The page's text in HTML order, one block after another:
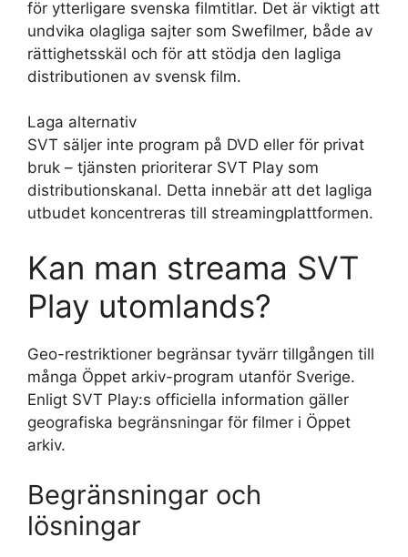
för ytterligare svenska filmtitlar. Det är viktigt att
undvika olagliga sajter som Swefilmer, både av
rättighetsskäl och för att stödja den lagliga
distributionen av svensk film.
Laga alternativ
SVT säljer inte program på DVD eller för privat
bruk – tjänsten prioriterar SVT Play som
distributionskanal. Detta innebär att det lagliga
utbudet koncentreras till streamingplattformen.
Kan man streama SVT
Play utomlands?
Geo-restriktioner begränsar tyvärr tillgången till
många Öppet arkiv-program utanför Sverige.
Enligt SVT Play:s officiella information gäller
geografiska begränsningar för filmer i Öppet
arkiv.
Begränsningar och
lösningar